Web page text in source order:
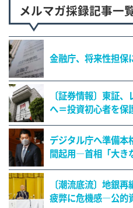
メルマガ採録記事一
金融庁、将来性担保
〔証券情報〕東証
へ＝投資初心者を保
デジタル庁へ準備本
間起用―首相「大き
〔潮流底流〕地銀
疲弊に危機感―公的